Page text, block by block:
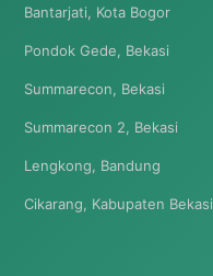
Bantarjati, Kota Bogor
Pondok Gede, Bekasi
Summarecon, Bekasi
Summarecon 2, Bekasi
Lengkong, Bandung
Cikarang, Kabupaten Bekasi